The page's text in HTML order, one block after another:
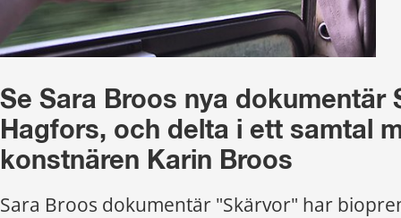
Se Sara Broos nya dokumentär
Hagfors, och delta i ett samtal
konstnären Karin Broos
Sara Broos dokumentär "Skärvor" har